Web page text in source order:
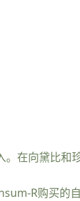
在向黛比和
R购买的